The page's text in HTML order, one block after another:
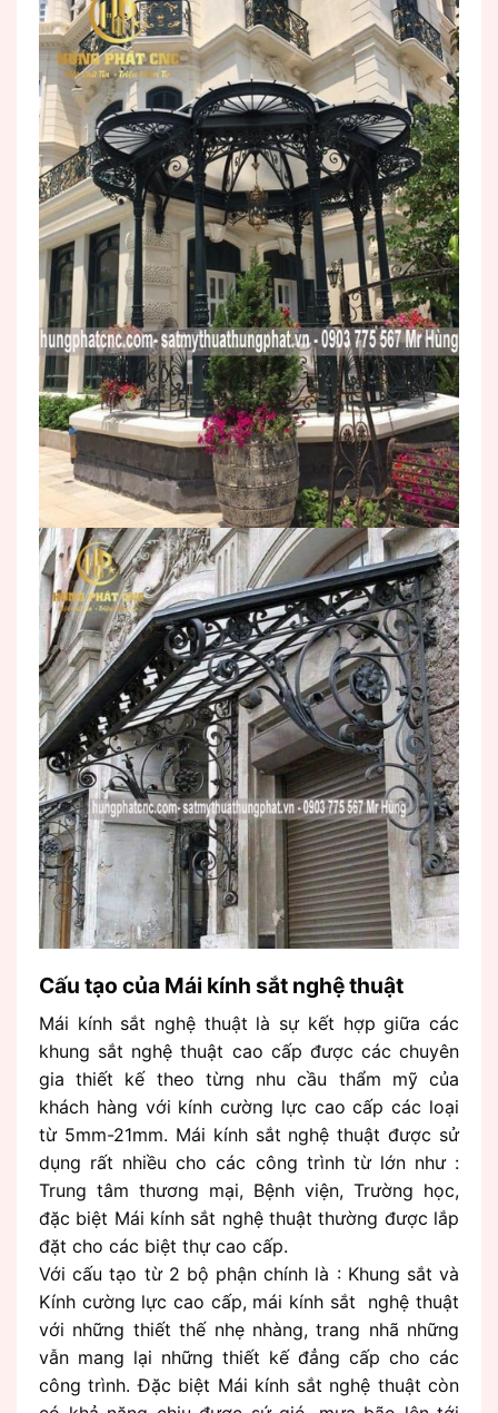
Cấu tạo của Mái kính sắt nghệ thuật
Mái kính sắt nghệ thuật là sự kết hợp giữa các
khung sắt nghệ thuật cao cấp được các chuyên
gia thiết kế theo từng nhu cầu thẩm mỹ của
khách hàng với kính cường lực cao cấp các loại
từ 5mm-21mm. Mái kính sắt nghệ thuật được sử
dụng rất nhiều cho các công trình từ lớn như :
Trung tâm thương mại, Bệnh viện, Trường học,
đặc biệt Mái kính sắt nghệ thuật thường được lắp
đặt cho các biệt thự cao cấp.
Với cấu tạo từ 2 bộ phận chính là : Khung sắt và
Kính cường lực cao cấp, mái kính sắt nghệ thuật
với những thiết thế nhẹ nhàng, trang nhã những
vẫn mang lại những thiết kế đẳng cấp cho các
công trình. Đặc biệt Mái kính sắt nghệ thuật còn